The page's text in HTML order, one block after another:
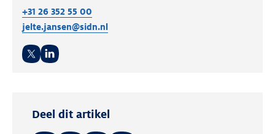
+31 26 352 55 00
jelte.jansen@sidn.nl
Deel dit artikel